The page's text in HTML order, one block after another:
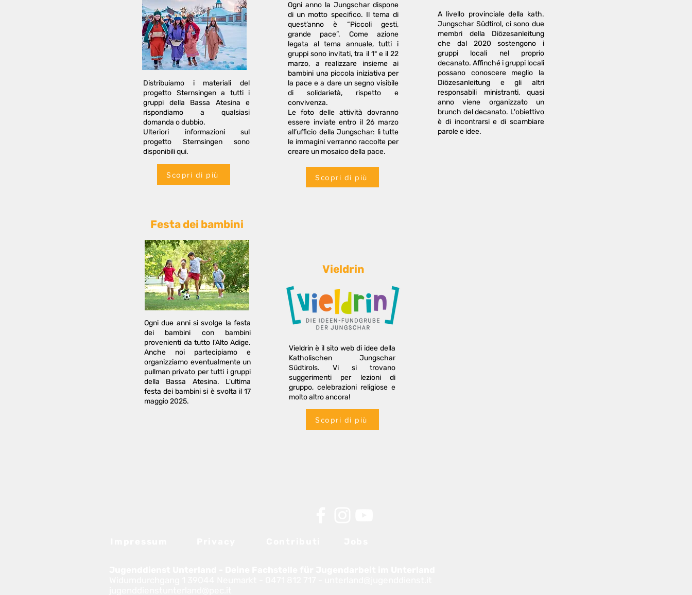
Distribuiamo i materiali del
progetto Sternsingen a tutti i
gruppi della Bassa Atesina e
rispondiamo a qualsiasi
domanda o dubbio.
Ulteriori informazioni sul
progetto Sternsingen sono
disponibili qui.
Scopri di più
Festa dei bambini
Ogni due anni si svolge la festa
dei bambini con bambini
provenienti da tutto l'Alto Adige.
Anche noi partecipiamo e
organizziamo eventualmente un
pullman privato per tutti i gruppi
della Bassa Atesina. L'ultima
festa dei bambini si è svolta il 17
maggio 2025.
Ogni anno la Jungschar dispone
di un motto specifico. Il tema di
quest’anno è “Piccoli gesti,
grande pace”. Come azione
legata al tema annuale, tutti i
gruppi sono invitati, tra il 1° e il 22
marzo, a realizzare insieme ai
bambini una piccola iniziativa per
la pace e a dare un segno visibile
di solidarietà, rispetto e
convivenza.
Le foto delle attività dovranno
essere inviate entro il 26 marzo
all’ufficio della Jungschar: lì tutte
le immagini verranno raccolte per
creare un mosaico della pace.
Scopri di più
Vieldrin
Vieldrin è il sito web di idee della
Katholischen Jungschar
Südtirols. Vi si trovano
suggerimenti per lezioni di
gruppo, celebrazioni religiose e
molto altro ancora!
Scopri di più
A livello provinciale della kath.
Jungschar Südtirol, ci sono due
membri della Diözesanleitung
che dal 2020 sostengono i
gruppi locali nel proprio
decanato. Affinché i gruppi locali
possano conoscere meglio la
Diözesanleitung e gli altri
responsabili ministranti, quasi
anno viene organizzato un
brunch del decanato. L'obiettivo
è di incontrarsi e di scambiare
parole e idee.